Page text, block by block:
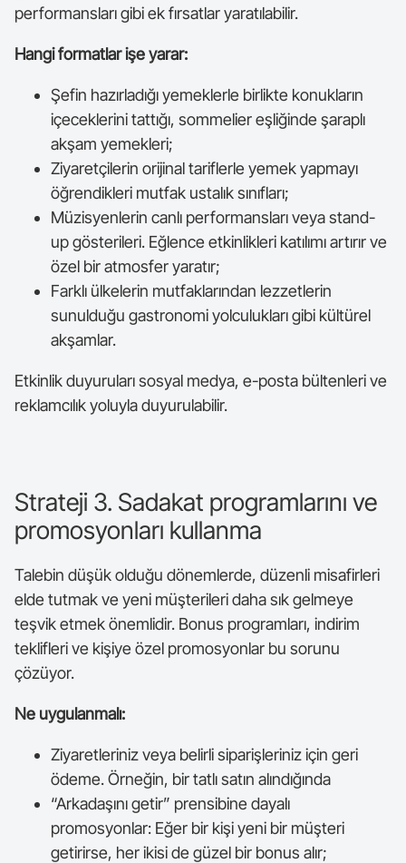
performansları gibi ek fırsatlar yaratılabilir.
Hangi formatlar işe yarar:
Şefin hazırladığı yemeklerle birlikte konukların
içeceklerini tattığı, sommelier eşliğinde şaraplı
akşam yemekleri;
Ziyaretçilerin orijinal tariflerle yemek yapmayı
öğrendikleri mutfak ustalık sınıfları;
Müzisyenlerin canlı performansları veya stand-
up gösterileri. Eğlence etkinlikleri katılımı artırır ve
özel bir atmosfer yaratır;
Farklı ülkelerin mutfaklarından lezzetlerin
sunulduğu gastronomi yolculukları gibi kültürel
akşamlar.
Etkinlik duyuruları sosyal medya, e-posta bültenleri ve
reklamcılık yoluyla duyurulabilir.
Strateji 3. Sadakat programlarını ve
promosyonları kullanma
Talebin düşük olduğu dönemlerde, düzenli misafirleri
elde tutmak ve yeni müşterileri daha sık gelmeye
teşvik etmek önemlidir. Bonus programları, indirim
teklifleri ve kişiye özel promosyonlar bu sorunu
çözüyor.
Ne uygulanmalı:
Ziyaretleriniz veya belirli siparişleriniz için geri
ödeme. Örneğin, bir tatlı satın alındığında
“Arkadaşını getir” prensibine dayalı
promosyonlar: Eğer bir kişi yeni bir müşteri
getirirse, her ikisi de güzel bir bonus alır;